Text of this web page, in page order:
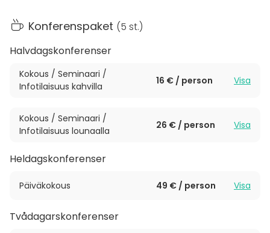
Konferenspaket (5 st.)
Halvdagskonferenser
Kokous / Seminaari /
Infotilaisuus kahvilla
16 € / person Visa
Kokous / Seminaari /
Infotilaisuus lounaalla
26 € / person Visa
Heldagskonferenser
Päiväkokous 49 € / person Visa
Tvådagarskonferenser